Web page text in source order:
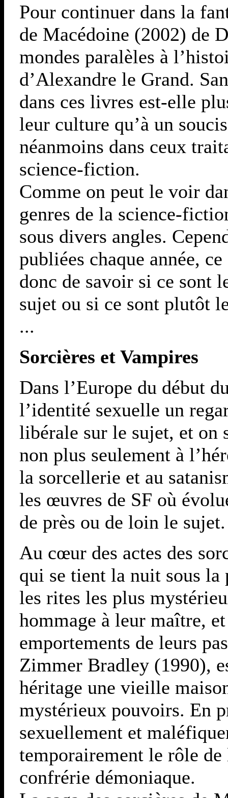
Pour continuer dans la
de Macédoine (2002) de
mondes paralèles à
d’Alexandre le Grand.
dans ces livres est-elle
leur culture qu’à un
néanmoins dans ceux
science-fiction.
Comme on peut le voir
genres de la science-
sous divers angles.
publiées chaque année,
donc de savoir si ce sont
sujet ou si ce sont plutôt
...
Sorcières et Vampires
Dans l’Europe du début
l’identité sexuelle un
libérale sur le sujet, et on
non plus seulement à
la sorcellerie et au
les œuvres de SF où
de près ou de loin le sujet.
Au cœur des actes des
qui se tient la nuit sous la
les rites les plus
hommage à leur maître,
emportements de leurs
Zimmer Bradley (1990),
héritage une vieille
mystérieux pouvoirs. En
sexuellement et
temporairement le rôle de
confrérie démoniaque.